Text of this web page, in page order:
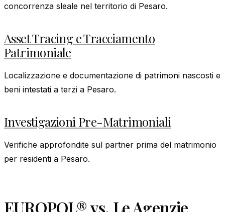
concorrenza sleale nel territorio di Pesaro.
Asset Tracing e Tracciamento
Patrimoniale
Localizzazione e documentazione di patrimoni nascosti e
beni intestati a terzi a Pesaro.
Investigazioni Pre-Matrimoniali
Verifiche approfondite sul partner prima del matrimonio
per residenti a Pesaro.
EUROPOL® vs. Le Agenzie